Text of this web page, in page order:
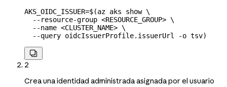
AKS_OIDC_ISSUER=$(az aks show \
  --resource-group
<RESOURCE_GROUP> \
  --name
<CLUSTER_NAME> \
  --query
oidcIssuerProfile.issuerUrl -o tsv)

2
Crea una identidad administrada asignada por el usuario